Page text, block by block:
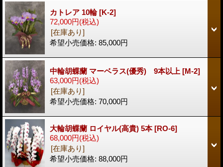
カトレア 10輪[K-2]
72,000円(税込)
[在庫あり]
希望小売価格: 85,000円
中輪胡蝶蘭 マーベラス(優秀) 9本以上 [M-2]
63,000円(税込)
[在庫あり]
希望小売価格: 70,000円
大輪胡蝶蘭 ロイヤル(高貴) 5本[RO-6]
68,000円(税込)
[在庫あり]
希望小売価格: 88,000円